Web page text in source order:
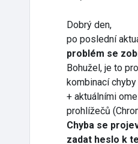
Dobrý den,
po poslední
problém se
Bohužel, je to
kombinací
+ aktuálními
prohlížečů
Chyba se
zadat heslo k